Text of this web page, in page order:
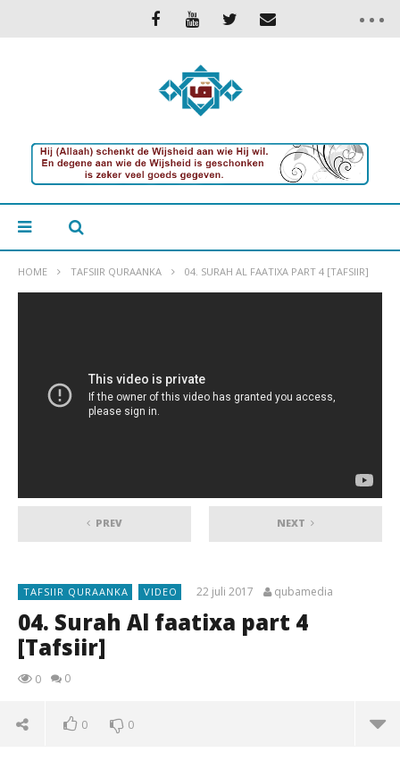
HOME TAFSIIR QURAANKA 04. SURAH AL FAATIXA PART 4 [TAFSIIR]
PREV NEXT
TAFSIIR QURAANKA VIDEO 22 juli 2017 qubamedia
04. Surah Al faatixa part 4
[Tafsiir]
0 0
0 0